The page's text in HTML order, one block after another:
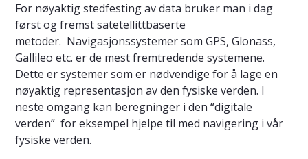
For nøyaktig stedfesting av data bruker man i dag
først og fremst satetellittbaserte
metoder. Navigasjonssystemer som GPS, Glonass,
Gallileo etc. er de mest fremtredende systemene.
Dette er systemer som er nødvendige for å lage en
nøyaktig representasjon av den fysiske verden. I
neste omgang kan beregninger i den “digitale
verden” for eksempel hjelpe til med navigering i vår
fysiske verden.